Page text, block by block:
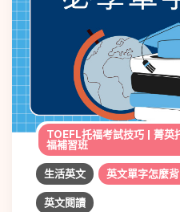
TOEFL托福考試技巧 | 菁英
福補習班
生活英文 英文單字怎麼背
英文閱讀